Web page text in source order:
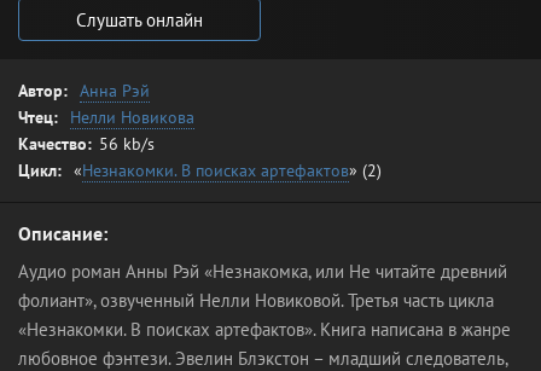
Слушать онлайн
Автор: Анна Рэй
Чтец:
Нелли Новикова
Качество: 56 kb/s
Цикл: «Незнакомки. В поисках артефактов» (2)
Описание:
Аудио роман Анны Рэй «Незнакомка, или Не читайте древний
фолиант», озвученный Нелли Новиковой. Третья часть цикла
«Незнакомки. В поисках артефактов». Книга написана в жанре
любовное фэнтези. Эвелин Блэкстон – младший следователь,